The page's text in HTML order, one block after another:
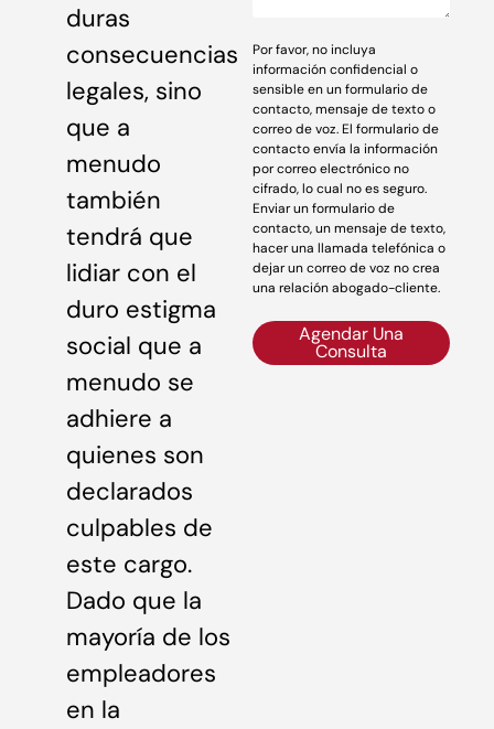
duras
consecuencias
legales, sino
que a
menudo
también
tendrá que
lidiar con el
duro estigma
social que a
menudo se
adhiere a
quienes son
declarados
culpables de
este cargo.
Dado que la
mayoría de los
empleadores
en la
Por favor, no incluya
información confidencial o
sensible en un formulario de
contacto, mensaje de texto o
correo de voz. El formulario de
contacto envía la información
por correo electrónico no
cifrado, lo cual no es seguro.
Enviar un formulario de
contacto, un mensaje de texto,
hacer una llamada telefónica o
dejar un correo de voz no crea
una relación abogado-cliente.
Agendar Una
Consulta